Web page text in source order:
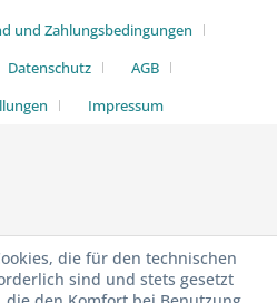
und Zahlungsbedingungen
Datenschutz
AGB
Impressum
die für den technischen
sind und stets gesetzt